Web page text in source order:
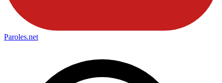
Paroles.net